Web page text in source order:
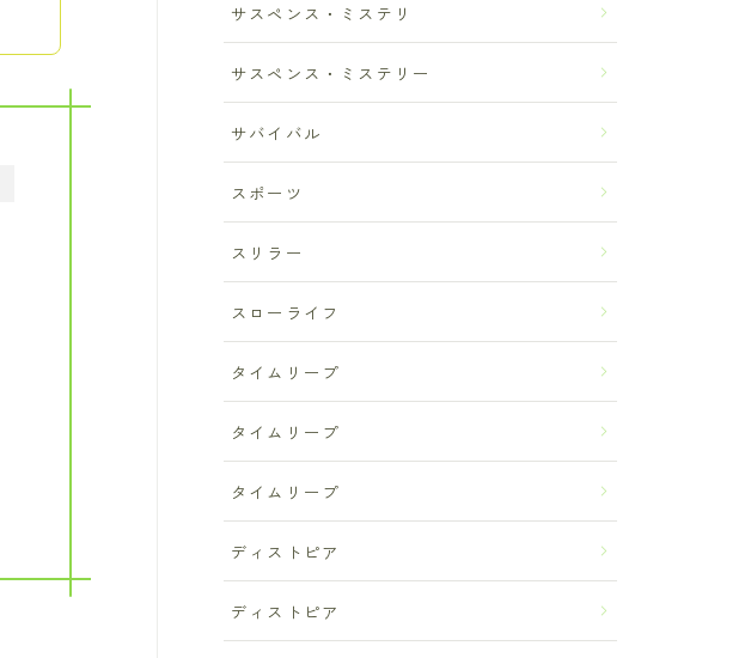
サスペンス・ミステリ
サスペンス・ミステリー
サバイバル
スポーツ
スリラー
スローライフ
タイムリープ
タイムリープ
タイムリープ
ディストピア
ディストピア